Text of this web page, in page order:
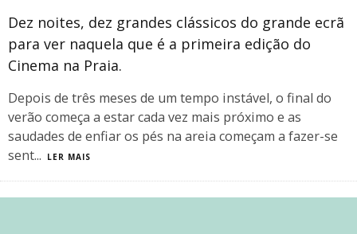
Dez noites, dez grandes clássicos do grande ecrã
para ver naquela que é a primeira edição do
Cinema na Praia.
Depois de três meses de um tempo instável, o final do
verão começa a estar cada vez mais próximo e as
saudades de enfiar os pés na areia começam a fazer-se
sent... LER MAIS